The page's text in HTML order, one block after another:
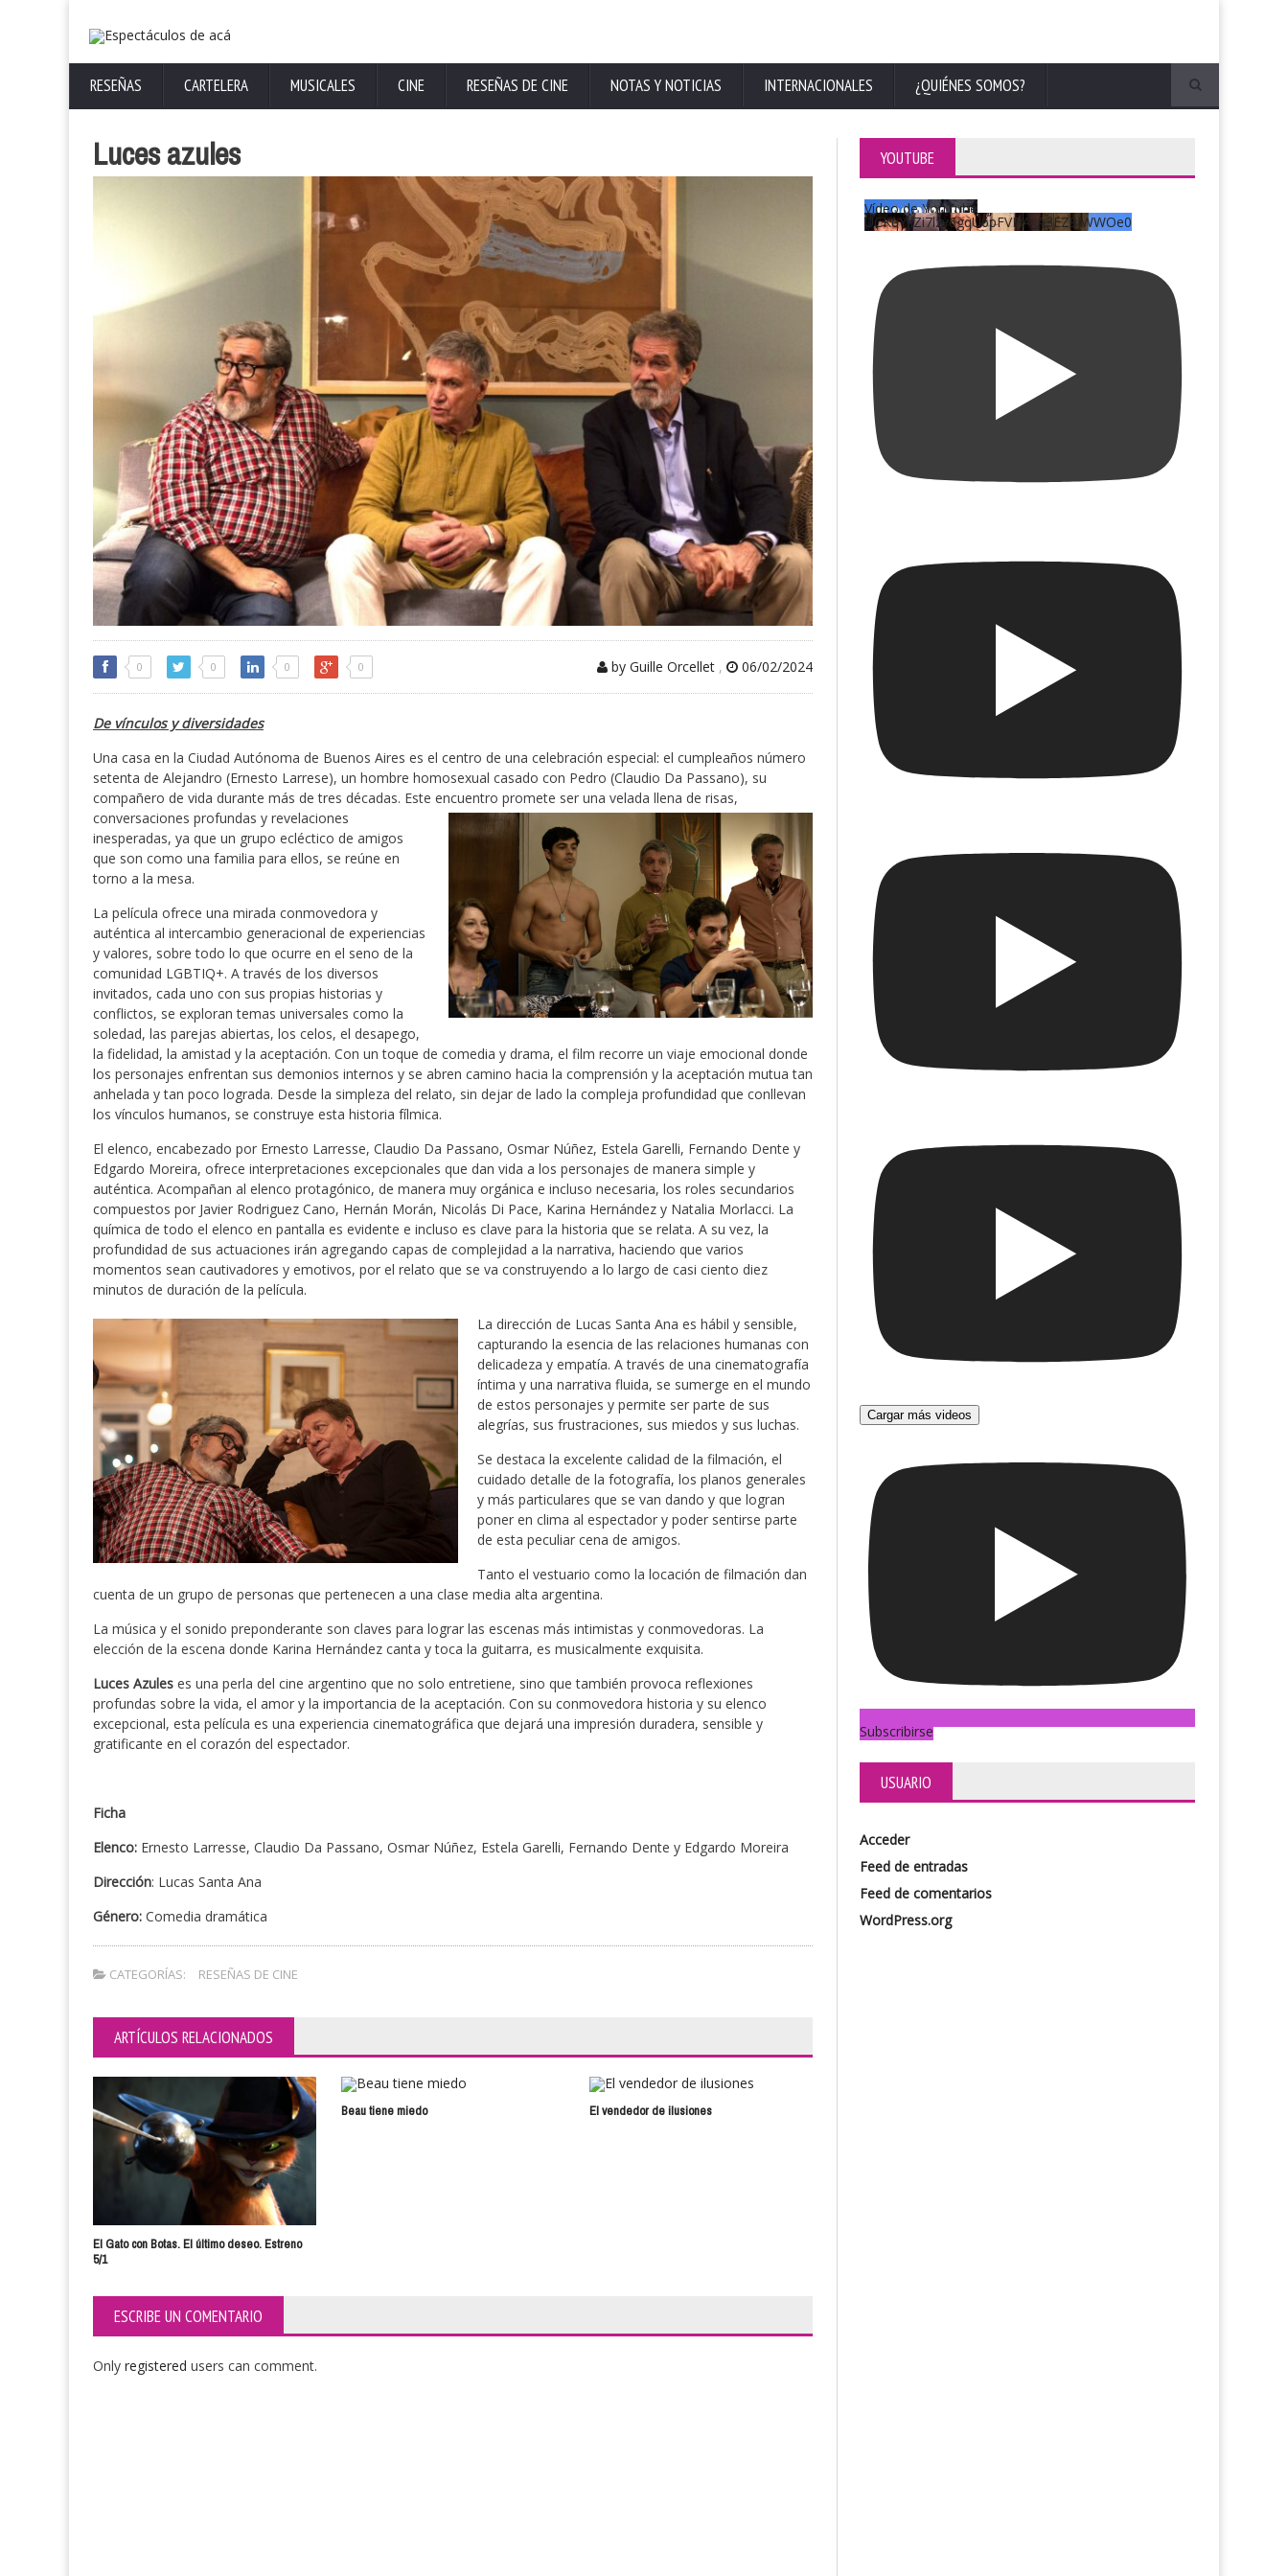
RESEÑAS CARTELERA MUSICALES CINE RESEÑAS DE CINE NOTAS Y NOTICIAS INTERNACIONALES ¿QUIÉNES SOMOS?
Luces azules
0 0 0 0 by Guille Orcellet , 06/02/2024
De vínculos y diversidades
Una casa en la Ciudad Autónoma de Buenos Aires es el centro de una celebración especial: el cumpleaños número
setenta de Alejandro (Ernesto Larrese), un hombre homosexual casado con Pedro (Claudio Da Passano), su
compañero de vida durante más de tres décadas. Este encuentro promete ser una velada llena de risas,
conversaciones profundas y revelaciones
inesperadas, ya que un grupo ecléctico de amigos
que son como una familia para ellos, se reúne en
torno a la mesa.
La película ofrece una mirada conmovedora y
auténtica al intercambio generacional de experiencias
y valores, sobre todo lo que ocurre en el seno de la
comunidad LGBTIQ+. A través de los diversos
invitados, cada uno con sus propias historias y
conflictos, se exploran temas universales como la
soledad, las parejas abiertas, los celos, el desapego,
la fidelidad, la amistad y la aceptación. Con un toque de comedia y drama, el film recorre un viaje emocional donde
los personajes enfrentan sus demonios internos y se abren camino hacia la comprensión y la aceptación mutua tan
anhelada y tan poco lograda. Desde la simpleza del relato, sin dejar de lado la compleja profundidad que conllevan
los vínculos humanos, se construye esta historia fílmica.
El elenco, encabezado por Ernesto Larresse, Claudio Da Passano, Osmar Núñez, Estela Garelli, Fernando Dente y
Edgardo Moreira, ofrece interpretaciones excepcionales que dan vida a los personajes de manera simple y
auténtica. Acompañan al elenco protagónico, de manera muy orgánica e incluso necesaria, los roles secundarios
compuestos por Javier Rodriguez Cano, Hernán Morán, Nicolás Di Pace, Karina Hernández y Natalia Morlacci. La
química de todo el elenco en pantalla es evidente e incluso es clave para la historia que se relata. A su vez, la
profundidad de sus actuaciones irán agregando capas de complejidad a la narrativa, haciendo que varios
momentos sean cautivadores y emotivos, por el relato que se va construyendo a lo largo de casi ciento diez
minutos de duración de la película.
La dirección de Lucas Santa Ana es hábil y sensible,
capturando la esencia de las relaciones humanas con
delicadeza y empatía. A través de una cinematografía
íntima y una narrativa fluida, se sumerge en el mundo
de estos personajes y permite ser parte de sus
alegrías, sus frustraciones, sus miedos y sus luchas.
Se destaca la excelente calidad de la filmación, el
cuidado detalle de la fotografía, los planos generales
y más particulares que se van dando y que logran
poner en clima al espectador y poder sentirse parte
de esta peculiar cena de amigos.
Tanto el vestuario como la locación de filmación dan
cuenta de un grupo de personas que pertenecen a una clase media alta argentina.
La música y el sonido preponderante son claves para lograr las escenas más intimistas y conmovedoras. La
elección de la escena donde Karina Hernández canta y toca la guitarra, es musicalmente exquisita.
Luces Azules es una perla del cine argentino que no solo entretiene, sino que también provoca reflexiones
profundas sobre la vida, el amor y la importancia de la aceptación. Con su conmovedora historia y su elenco
excepcional, esta película es una experiencia cinematográfica que dejará una impresión duradera, sensible y
gratificante en el corazón del espectador.
Ficha
Elenco: Ernesto Larresse, Claudio Da Passano, Osmar Núñez, Estela Garelli, Fernando Dente y Edgardo Moreira
Dirección: Lucas Santa Ana
Género: Comedia dramática
CATEGORÍAS: RESEÑAS DE CINE
ARTÍCULOS RELACIONADOS
El Gato con Botas. El último deseo. Estreno
5/1
Beau tiene miedo El vendedor de ilusiones
ESCRIBE UN COMENTARIO
Only registered users can comment.
YOUTUBE
Vídeo de YouTube
UCKqYjiZi7lzy6gqU6pFVFiA_A3EZ9JWWOe0
Cargar más videos
Subscribirse
USUARIO
Acceder
Feed de entradas
Feed de comentarios
WordPress.org